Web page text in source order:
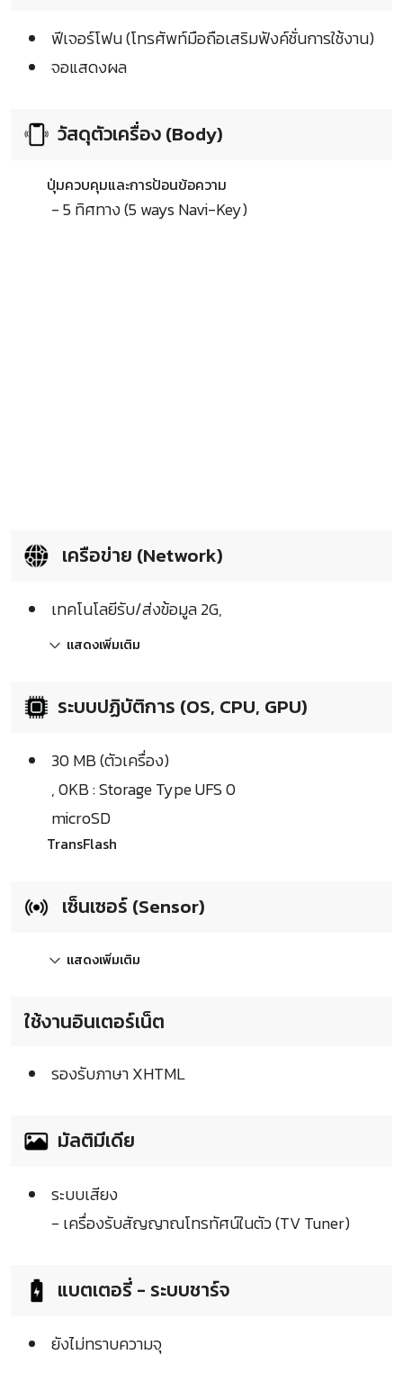
ฟีเจอร์โฟน (โทรศัพท์มือถือเสริมฟังค์ชั่นการใช้งาน)
จอแสดงผล
วัสดุตัวเครื่อง (Body)
ปุ่มควบคุมและการป้อนข้อความ
- 5 ทิศทาง (5 ways Navi-Key)
เครือข่าย (Network)
เทคโนโลยีรับ/ส่งข้อมูล 2G,
แสดงเพิ่มเติม
ระบบปฏิบัติการ (OS, CPU, GPU)
30 MB (ตัวเครื่อง)
, 0KB : Storage Type UFS 0
microSD
TransFlash
เซ็นเซอร์ (Sensor)
แสดงเพิ่มเติม
ใช้งานอินเตอร์เน็ต
รองรับภาษา XHTML
มัลติมีเดีย
ระบบเสียง
- เครื่องรับสัญญาณโทรทัศน์ในตัว (TV Tuner)
แบตเตอรี่ - ระบบชาร์จ
ยังไม่ทราบความจุ